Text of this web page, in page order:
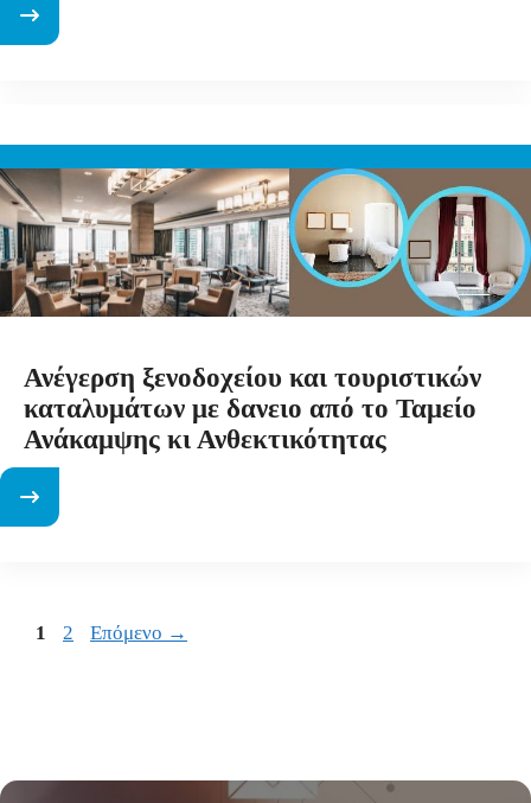
Ανέγερση ξενοδοχείου και τουριστικών
καταλυμάτων με δανειο από το Ταμείο
Ανάκαμψης κι Ανθεκτικότητας
Σελίδα
1 Σελίδα
2 Επόμενο →